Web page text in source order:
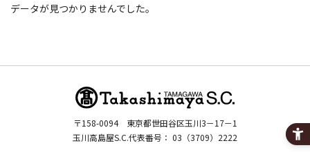
データが見つかりませんでした。
〒158-0094 東京都世田谷区玉川3－17－1
玉川高島屋S.C.代表番号： 03（3709）2222